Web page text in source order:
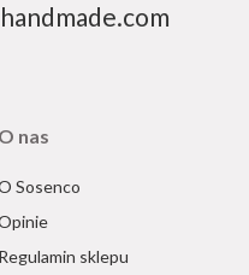
O nas
Sosenco
Regulamin sklepu